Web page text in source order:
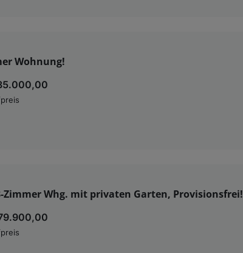
Wohnung!
Zimmer Whg. mit privaten Garten, Provisionsfrei!